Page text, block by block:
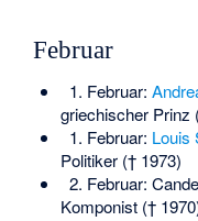
Februar
1. Februar:
griechischer Prinz
1. Februar: Louis
Politiker († 1973)
2. Februar:
Komponist (†